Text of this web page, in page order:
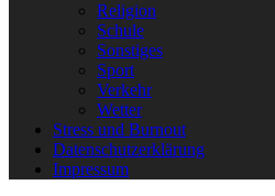
Religion
Schule
Sonstiges
Sport
Verkehr
Wetter
Stress und Burnout
Datenschutzerklärung
Impressum